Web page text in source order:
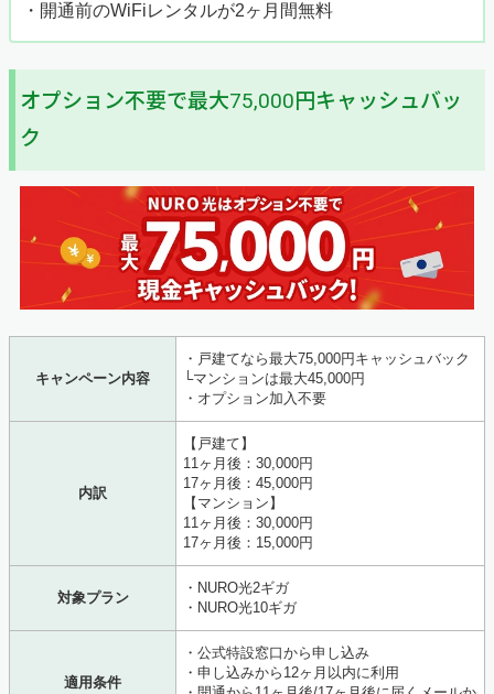
・開通前のWiFiレンタルが2ヶ月間無料
オプション不要で最大75,000円キャッシュバッ
ク
キャンペーン内容
・戸建てなら最大75,000円キャッシュバック
└マンションは最大45,000円
・オプション加入不要
内訳
【戸建て】
11ヶ月後：30,000円
17ヶ月後：45,000円
【マンション】
11ヶ月後：30,000円
17ヶ月後：15,000円
対象プラン
・NURO光2ギガ
・NURO光10ギガ
適用条件
・公式特設窓口から申し込み
・申し込みから12ヶ月以内に利用